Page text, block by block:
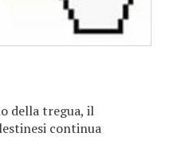
della tregua, il
continua